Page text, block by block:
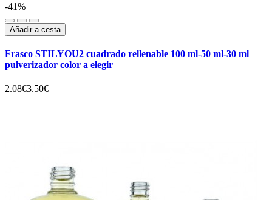
-41%
Añadir a cesta
Frasco STILYOU2 cuadrado rellenable 100 ml-50 ml-30 ml
pulverizador color a elegir
2.08€3.50€